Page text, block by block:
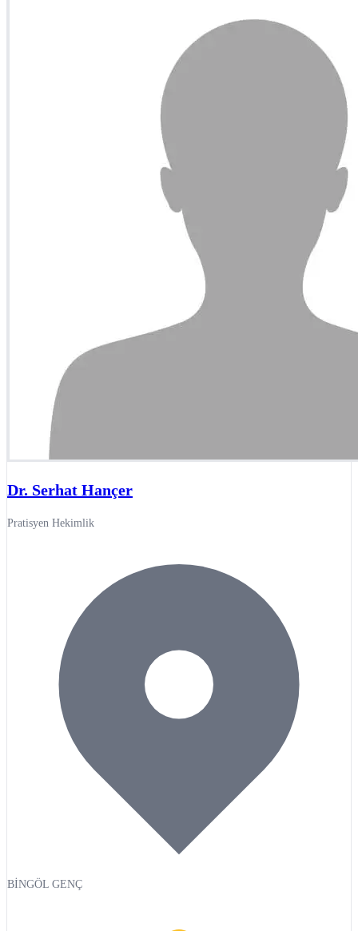
Dr. Serhat Hançer
Pratisyen Hekimlik
BİNGÖL GENÇ